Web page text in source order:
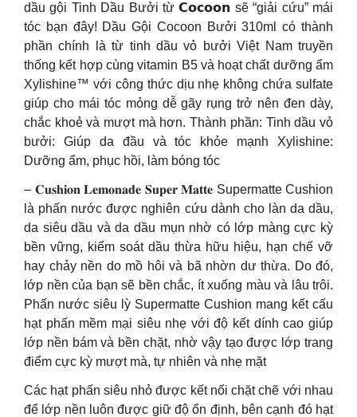
dầu gội Tinh Dầu Bưởi từ 𝗖𝗼𝗰𝗼𝗼𝗻 sẽ “giải cứu” mái
tóc bạn đây! Dầu Gội Cocoon Bưởi 310ml có thành
phần chính là từ tinh dầu vỏ bưởi Việt Nam truyền
thống kết hợp cùng vitamin B5 và hoạt chất dưỡng ẩm
Xylishine™ với công thức dịu nhẹ không chứa sulfate
giúp cho mái tóc mỏng dễ gãy rụng trở nên đen dày,
chắc khoẻ và mượt mà hơn. Thành phần: Tinh dầu vỏ
bưởi: Giúp da đầu và tóc khỏe mạnh Xylishine:
Dưỡng ẩm, phục hồi, làm bóng tóc
– 𝐂𝐮𝐬𝐡𝐢𝐨𝐧 𝐋𝐞𝐦𝐨𝐧𝐚𝐝𝐞 𝐒𝐮𝐩𝐞𝐫 𝐌𝐚𝐭𝐭𝐞 Supermatte Cushion
là phấn nước được nghiên cứu dành cho làn da dầu,
da siêu dầu và da dầu mụn nhờ có lớp màng cực kỳ
bền vững, kiểm soát dầu thừa hữu hiệu, hạn chế vỡ
hay chảy nền do mồ hôi và bã nhờn dư thừa. Do đó,
lớp nền của bạn sẽ bền chắc, ít xuống màu và lâu trôi.
Phấn nước siêu lỳ Supermatte Cushion mang kết cấu
hạt phấn mềm mại siêu nhẹ với độ kết dính cao giúp
lớp nền bám và bền chặt, nhờ vậy tạo được lớp trang
điểm cực kỳ mượt mà, tự nhiên và nhẹ mặt
Các hạt phấn siêu nhỏ được kết nối chặt chẽ với nhau
để lớp nền luôn được giữ độ ổn định, bên cạnh đó hạt